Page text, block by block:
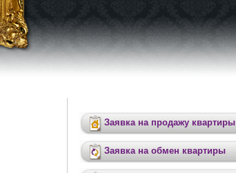
Заявка на продажу квартиры
Заявка на обмен квартиры